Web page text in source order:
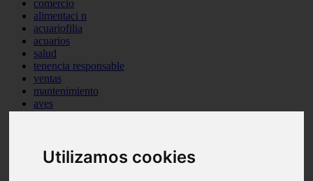
Utilizamos cookies
comercio
alimentaci n
acuariofilia
acuarios
salud
tenencia responsable
ventas
mantenimiento
aves
verano
legislaci n